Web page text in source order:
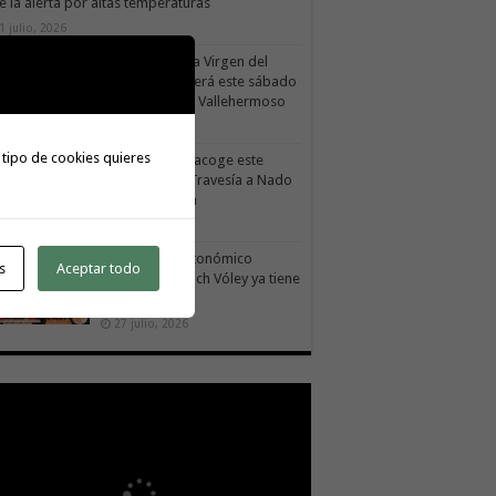
julio, 2026
La X Cicloturista Virgen del
Carmen recorrerá este sábado
los paisajes de Vallehermoso
Valle Gran Rey acoge este
sábado la VII Travesía a Nado
Isla Colombina
El II torneo Autonómico
Gomahara Beach Vóley ya tiene
27 julio, 2026
de cookies quieres
Aceptar todo